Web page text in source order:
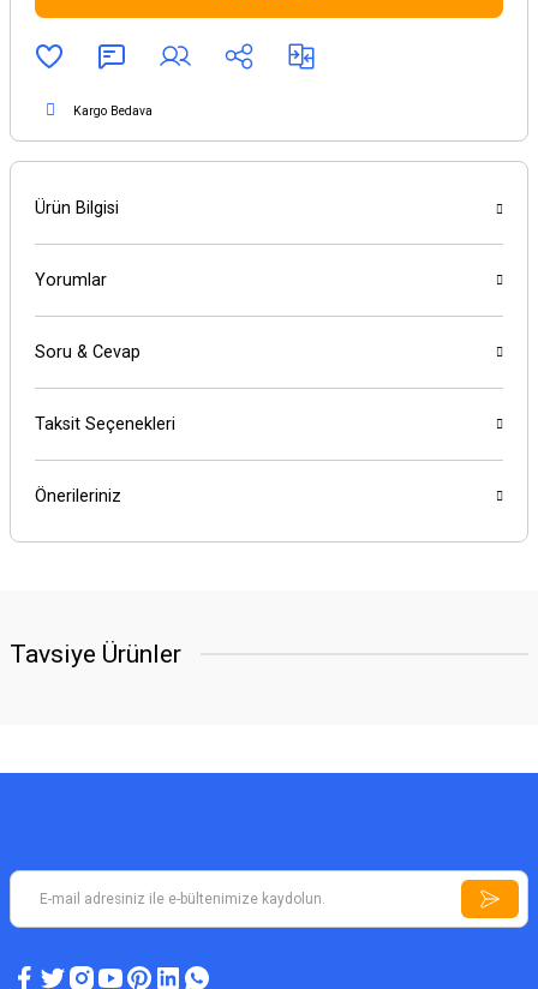
Kargo Bedava
Ürün Bilgisi
Yorumlar
Soru & Cevap
Taksit Seçenekleri
Önerileriniz
Tavsiye Ürünler